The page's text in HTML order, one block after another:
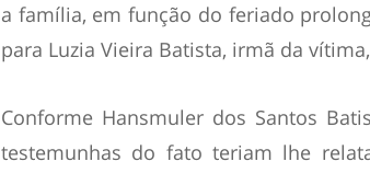
a família, em função do feriado
para Luzia Vieira Batista, irmã da
Conforme Hansmuler dos Santos
testemunhas do fato teriam lhe